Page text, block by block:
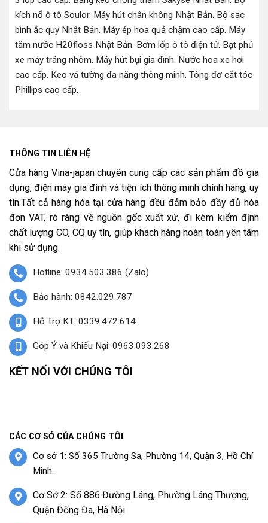
kích nổ ô tô Soulor. Máy hút chân không Nhật Bản. Bộ sạc
bình ắc quy Nhật Bản. Máy ép hoa quả chậm cao cấp. Máy
tăm nước H20floss Nhật Bản. Bơm lốp ô tô điện tử. Bạt phủ
xe máy tráng nhôm. Máy hút bụi gia đình. Nước hoa xe hơi
cao cấp. Keo vá tường đa năng thông minh. Tông đơ cắt tóc
Phillips cao cấp.
THÔNG TIN LIÊN HỆ
Cửa hàng Vina-japan chuyên cung cấp các sản phẩm đồ gia
dụng, điện máy gia đình và tiện ích thông minh chính hãng, uy
tín.Tất cả hàng hóa tại cửa hàng đều đảm bảo đầy đủ hóa
đơn VAT, rõ ràng về nguồn gốc xuất xứ, đi kèm kiểm định
chất lượng CO, CQ uy tín, giúp khách hàng hoàn toàn yên tâm
khi sử dụng.
Hotline: 0934.503.386 (Zalo)
Bảo hành: 0842.029.787
Hỗ Trợ KT: 0339.472.614
Góp Ý và Khiếu Nại: 0963.093.268
KẾT NỐI VỚI CHÚNG TÔI
CÁC CƠ SỞ CỦA CHÚNG TÔI
Cơ sở 1: Số 365 Trường Sa, Phường 14, Quận 3, Hồ Chí
Minh.
Cơ Sở 2: Số 886 Đường Láng, Phường Láng Thượng,
Quận Đống Đa, Hà Nội